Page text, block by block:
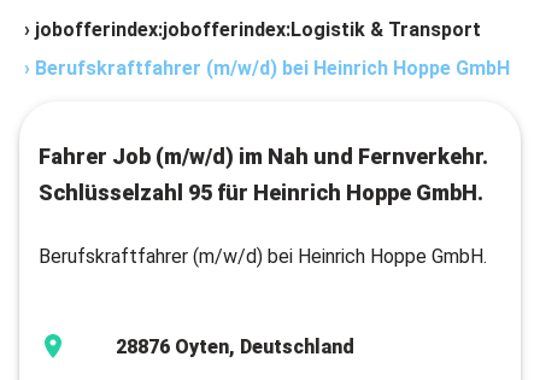
› jobofferindex:jobofferindex:Logistik & Transport
› Berufskraftfahrer (m/w/d) bei Heinrich Hoppe GmbH
Fahrer Job (m/w/d) im Nah und Fernverkehr.
Schlüsselzahl 95 für Heinrich Hoppe GmbH.
Berufskraftfahrer (m/w/d) bei Heinrich Hoppe GmbH.
28876 Oyten, Deutschland